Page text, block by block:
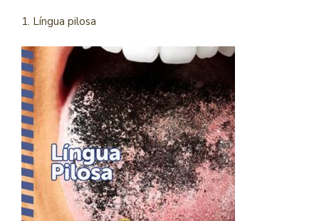
1. Língua pilosa